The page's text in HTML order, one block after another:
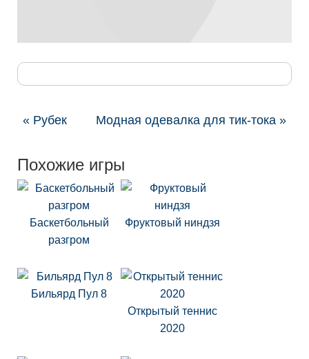
« Рубек Модная одевалка для тик-тока »
Похожие игры
Баскетбольный
разгром
Фруктовый ниндзя
Бильярд Пул 8
Открытый теннис
2020